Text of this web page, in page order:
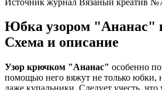
Юбка узором "Ананас"
Схема и описание
Узор крючком "Ананас" особенно
помощью него вяжут не только юбки,